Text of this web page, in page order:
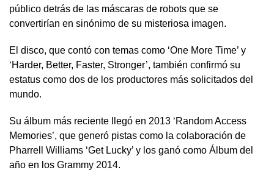
público detrás de las máscaras de robots que se
convertirían en sinónimo de su misteriosa imagen.
El disco, que contó con temas como ‘One More Time’ y
‘Harder, Better, Faster, Stronger’, también confirmó su
estatus como dos de los productores más solicitados del
mundo.
Su álbum más reciente llegó en 2013 ‘Random Access
Memories’, que generó pistas como la colaboración de
Pharrell Williams ‘Get Lucky’ y los ganó como Álbum del
año en los Grammy 2014.